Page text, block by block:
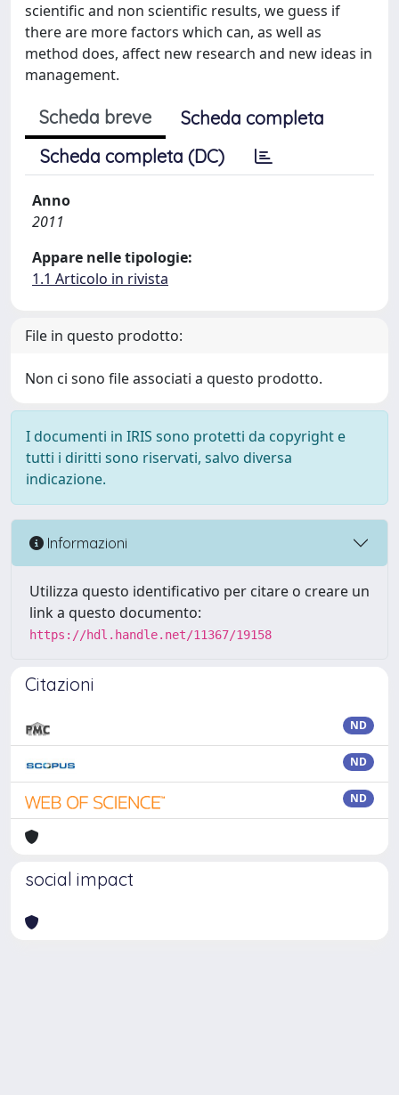
scientific and non scientific results, we guess if
there are more factors which can, as well as
method does, affect new research and new ideas in
management.
Scheda breve
Scheda completa
Scheda completa (DC)
Anno
2011
Appare nelle tipologie:
1.1 Articolo in rivista
File in questo prodotto:
Non ci sono file associati a questo prodotto.
I documenti in IRIS sono protetti da copyright e
tutti i diritti sono riservati, salvo diversa
indicazione.
Informazioni
Utilizza questo identificativo per citare o creare un
link a questo documento:
https://hdl.handle.net/11367/19158
Citazioni
ND
ND
ND
social impact